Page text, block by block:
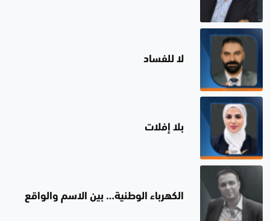
لا للفساد
بلا إفلات
الكهرباء الوطنية… بين الاسم والواقع